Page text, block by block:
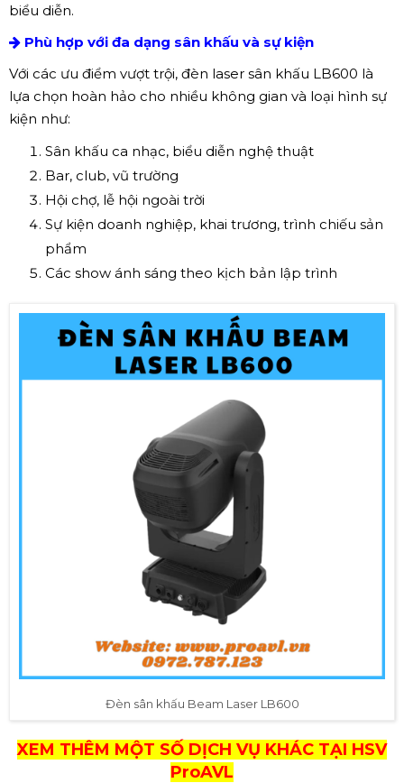
biểu diễn.
Phù hợp với đa dạng sân khấu và sự kiện
Với các ưu điểm vượt trội, đèn laser sân khấu LB600 là
lựa chọn hoàn hảo cho nhiều không gian và loại hình sự
kiện như:
Sân khấu ca nhạc, biểu diễn nghệ thuật
Bar, club, vũ trường
Hội chợ, lễ hội ngoài trời
Sự kiện doanh nghiệp, khai trương, trình chiếu sản
phẩm
Các show ánh sáng theo kịch bản lập trình
Đèn sân khấu Beam Laser LB600
XEM THÊM MỘT SỐ DỊCH VỤ KHÁC TẠI HSV
ProAVL